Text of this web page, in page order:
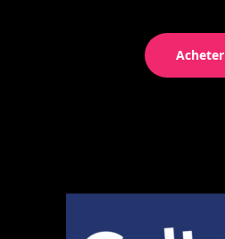
Acheter